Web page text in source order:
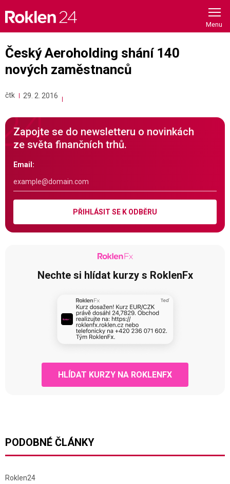
content
Český Aeroholding shání 140
nových zaměstnanců
čtk 29. 2. 2016
Zapojte se do newsletteru o novinkách
ze světa finančních trhů.
Email:
PŘIHLÁSIT SE K ODBĚRU
Nechte si hlídat kurzy s RoklenFx
HLÍDAT KURZY NA ROKLENFX
PODOBNÉ ČLÁNKY
Roklen24